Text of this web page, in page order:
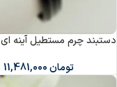
دستبند چرم مستطیل آینه ای
تومان11,481,000